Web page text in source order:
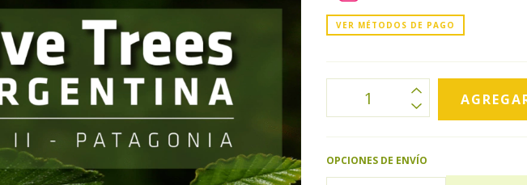
VER MÉTODOS DE PAGO
OPCIONES DE ENVÍO